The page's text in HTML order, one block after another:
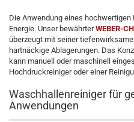
Die Anwendung eines
Energie. Unser bewährterWEBER-
überzeugt mit seiner
hartnäckige Ablagerungen. Das
kann manuell oder maschinell
Hochdruckreiniger oder einer
Waschhallenreiniger für
Anwendungen